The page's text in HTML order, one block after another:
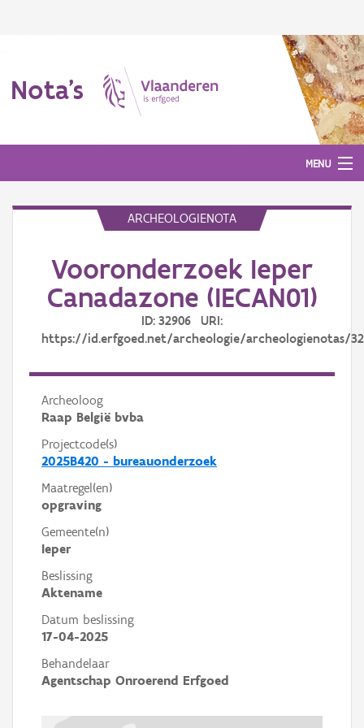
Nota's
MENU
Aanmelden
ARCHEOLOGIENOTA
Vooronderzoek Ieper
Canadazone (IECAN01)
ID: 32906 URI:
https://id.erfgoed.net/archeologie/archeologienotas/
Archeoloog
Raap België bvba
Projectcode(s)
2025B420 - bureauonderzoek
Maatregel(en)
opgraving
Gemeente(n)
Ieper
Beslissing
Aktename
Datum beslissing
17-04-2025
Behandelaar
Agentschap Onroerend Erfgoed